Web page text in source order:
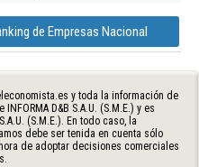
de Empresas Nacional
y toda la información de
D&B S.A.U. (S.M.E.) y es
(S.M.E.). En todo caso, la
debe ser tenida en cuenta sólo
de adoptar decisiones comerciales